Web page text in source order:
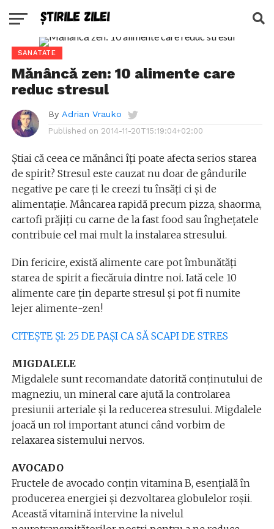
SANATATE
Mănâncă zen: 10 alimente care
reduc stresul
By Adrian Vrauko
Published on 2014-11-20T15:19:04+02:00
Știai că ceea ce mănânci îți poate afecta serios starea
de spirit? Stresul este cauzat nu doar de gândurile
negative pe care ți le creezi tu însăți ci și de
alimentație. Mâncarea rapidă precum pizza, shaorma,
cartofi prăjiți cu carne de la fast food sau înghețatele
contribuie cel mai mult la instalarea stresului.
Din fericire, există alimente care pot îmbunătăți
starea de spirit a fiecăruia dintre noi. Iată cele 10
alimente care țin departe stresul și pot fi numite
lejer alimente-zen!
CITEȘTE ȘI: 25 DE PAȘI CA SĂ SCAPI DE STRES
MIGDALELE
Migdalele sunt recomandate datorită conținutului de
magneziu, un mineral care ajută la controlarea
presiunii arteriale și la reducerea stresului. Migdalele
joacă un rol important atunci când vorbim de
relaxarea sistemului nervos.
AVOCADO
Fructele de avocado conțin vitamina B, esențială în
producerea energiei și dezvoltarea globulelor roșii.
Această vitamină intervine la nivelul